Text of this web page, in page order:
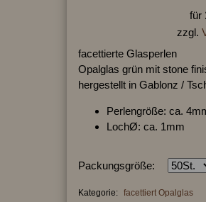
für
zzgl.
facettierte Glasperlen
Opalglas grün mit stone
hergestellt in Gablonz /
Perlengröße: ca.
LochØ: ca. 1mm
Packungsgröße:
Kategorie: facettiert Opalglas